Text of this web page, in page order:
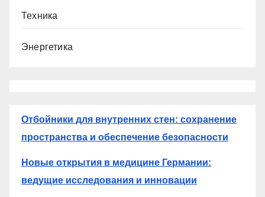
Техника
Энергетика
Отбойники для внутренних стен: сохранение
пространства и обеспечение безопасности
Новые открытия в медицине Германии:
ведущие исследования и инновации